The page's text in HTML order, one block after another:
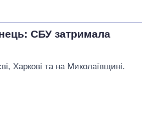
СБУ затримала
Харкові та на Миколаївщині.